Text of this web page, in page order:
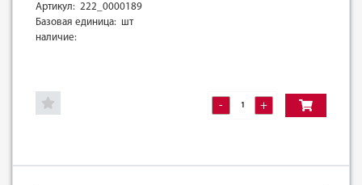
Артикул: 222_0000189
Базовая единица: шт
наличие:
- +